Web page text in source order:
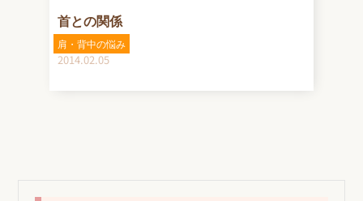
首との関係
肩・背中の悩み
2014.02.05